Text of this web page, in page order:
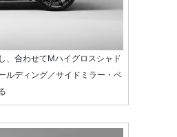
、合わせてMハイグロスシャド
ルディング／サイドミラー・ベ